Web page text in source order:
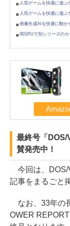
人気ゲームを快適に遊
人気ゲームを快適に遊
画像生成AIを快適に動
同GPUで別シリーズの
最終号「DOS/
賛発売中！
今回は、DOS/
記事をまるごと
なお、33年の
OWER